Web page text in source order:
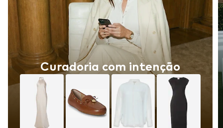
Curadoria com intenção